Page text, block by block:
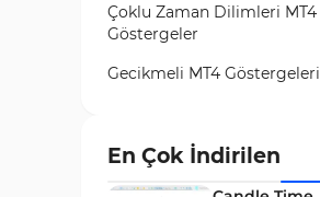
Çoklu Zaman Dilimleri MT4
Göstergeler
Gecikmeli MT4 Göstergeleri
Kripto MT4 Göstergeleri
Vadeli İşlem Piyasası MT4
En Çok İndirilen